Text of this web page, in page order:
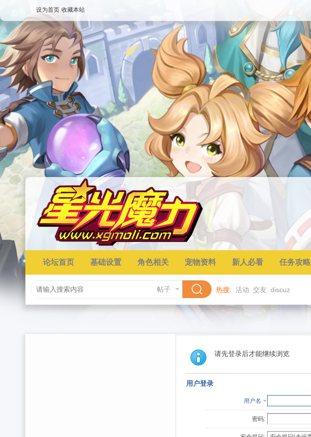
设为首页 收藏本站
论坛首页 基础设置 角色相关 宠物资料 新人必看 任务攻略
帖子 热搜: 活动 交友 discuz
请先登录后才能继续浏览
用户登录
用户名
密码: